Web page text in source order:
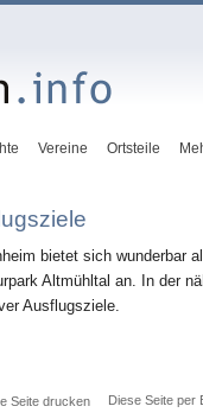
Vereine Ortsteile
bietet sich wunderbar
Altmühltal an. In der
Ausflugsziele.
Seite drucken Diese Seite per